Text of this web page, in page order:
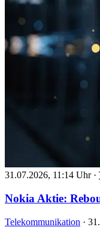
31.07.2026, 11:14 Uhr ·
Nokia Aktie:
Telekommunikation ·